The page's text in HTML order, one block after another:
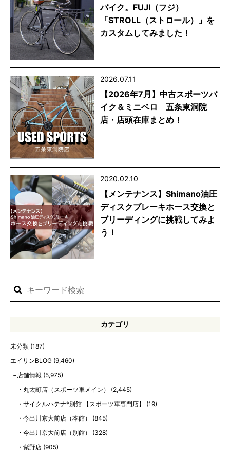
バイク。FUJI（フジ）
「STROLL（ストロール）」を
カスタムしてみました！
2026.07.11
【2026年7月】中古スポーツバ
イク＆ミニベロ 五条東洞院
店・店頭在庫まとめ！
2020.02.10
【メンテナンス】Shimano油圧
ディスクブレーキホース交換と
ブリーディングに挑戦してみよ
う！
カテゴリ
未分類 (187)
エイリンBLOG (9,460)
店舗情報 (5,975)
丸太町店（スポーツ車メイン）
(2,445)
サイクルハテナ*別館 【スポーツ車専門店】
(19)
今出川京大前店（本館）
(845)
今出川京大前店（別館）
(328)
紫野店 (905)